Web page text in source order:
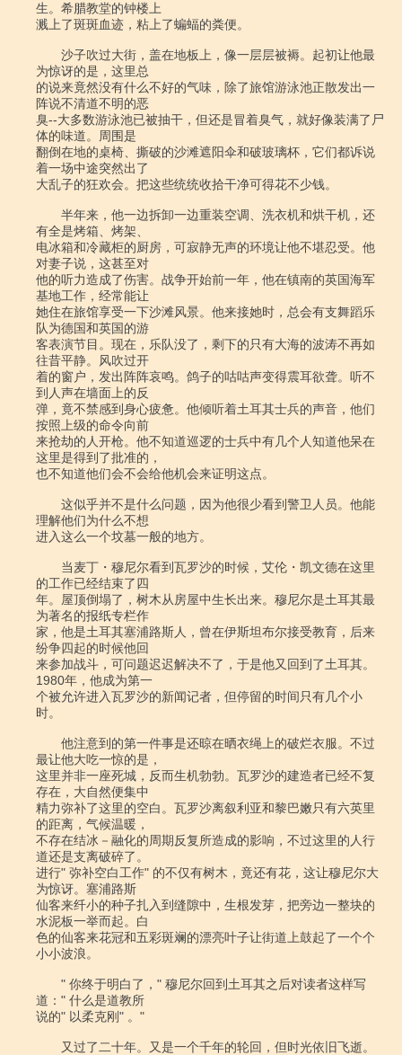
生。希腊教堂的钟楼上
溅上了斑斑血迹，粘上了蝙蝠的粪便。
沙子吹过大街，盖在地板上，像一层层被褥。起初让他最
为惊讶的是，这里总
的说来竟然没有什么不好的气味，除了旅馆游泳池正散发出一
阵说不清道不明的恶
臭--大多数游泳池已被抽干，但还是冒着臭气，就好像装满了尸
体的味道。周围是
翻倒在地的桌椅、撕破的沙滩遮阳伞和破玻璃杯，它们都诉说
着一场中途突然出了
大乱子的狂欢会。把这些统统收拾干净可得花不少钱。
半年来，他一边拆卸一边重装空调、洗衣机和烘干机，还
有全是烤箱、烤架、
电冰箱和冷藏柜的厨房，可寂静无声的环境让他不堪忍受。他
对妻子说，这甚至对
他的听力造成了伤害。战争开始前一年，他在镇南的英国海军
基地工作，经常能让
她住在旅馆享受一下沙滩风景。他来接她时，总会有支舞蹈乐
队为德国和英国的游
客表演节目。现在，乐队没了，剩下的只有大海的波涛不再如
往昔平静。风吹过开
着的窗户，发出阵阵哀鸣。鸽子的咕咕声变得震耳欲聋。听不
到人声在墙面上的反
弹，竟不禁感到身心疲惫。他倾听着土耳其士兵的声音，他们
按照上级的命令向前
来抢劫的人开枪。他不知道巡逻的士兵中有几个人知道他呆在
这里是得到了批准的，
也不知道他们会不会给他机会来证明这点。
这似乎并不是什么问题，因为他很少看到警卫人员。他能
理解他们为什么不想
进入这么一个坟墓一般的地方。
当麦丁・穆尼尔看到瓦罗沙的时候，艾伦・凯文德在这里
的工作已经结束了四
年。屋顶倒塌了，树木从房屋中生长出来。穆尼尔是土耳其最
为著名的报纸专栏作
家，他是土耳其塞浦路斯人，曾在伊斯坦布尔接受教育，后来
纷争四起的时候他回
来参加战斗，可问题迟迟解决不了，于是他又回到了土耳其。
1980年，他成为第一
个被允许进入瓦罗沙的新闻记者，但停留的时间只有几个小
时。
他注意到的第一件事是还晾在晒衣绳上的破烂衣服。不过
最让他大吃一惊的是，
这里并非一座死城，反而生机勃勃。瓦罗沙的建造者已经不复
存在，大自然便集中
精力弥补了这里的空白。瓦罗沙离叙利亚和黎巴嫩只有六英里
的距离，气候温暖，
不存在结冰－融化的周期反复所造成的影响，不过这里的人行
道还是支离破碎了。
进行" 弥补空白工作" 的不仅有树木，竟还有花，这让穆尼尔大
为惊讶。塞浦路斯
仙客来纤小的种子扎入到缝隙中，生根发芽，把旁边一整块的
水泥板一举而起。白
色的仙客来花冠和五彩斑斓的漂亮叶子让街道上鼓起了一个个
小小波浪。
" 你终于明白了，" 穆尼尔回到土耳其之后对读者这样写
道：" 什么是道教所
说的" 以柔克刚" 。"
又过了二十年。又是一个千年的轮回，但时光依旧飞逝。